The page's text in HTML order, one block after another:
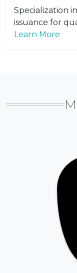
Specialization
issuance for
Learn More